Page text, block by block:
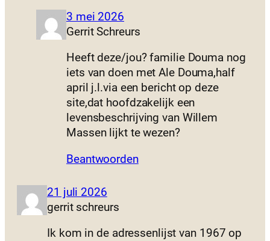
3 mei 2026
Gerrit Schreurs
Heeft deze/jou? familie Douma nog
iets van doen met Ale Douma,half
april j.l.via een bericht op deze
site,dat hoofdzakelijk een
levensbeschrijving van Willem
Massen lijkt te wezen?
Beantwoorden
21 juli 2026
gerrit schreurs
Ik kom in de adressenlijst van 1967 op